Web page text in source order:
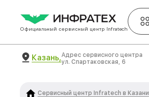
Официальный сервисный центр Infratech
Казань,Адрес сервисного центра
ул. Спартаковская, 6
Сервисный центр Infratech в Казани